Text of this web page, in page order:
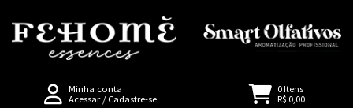
Minha conta
Acessar/ Cadastre-se
0Itens
R$ 0,00